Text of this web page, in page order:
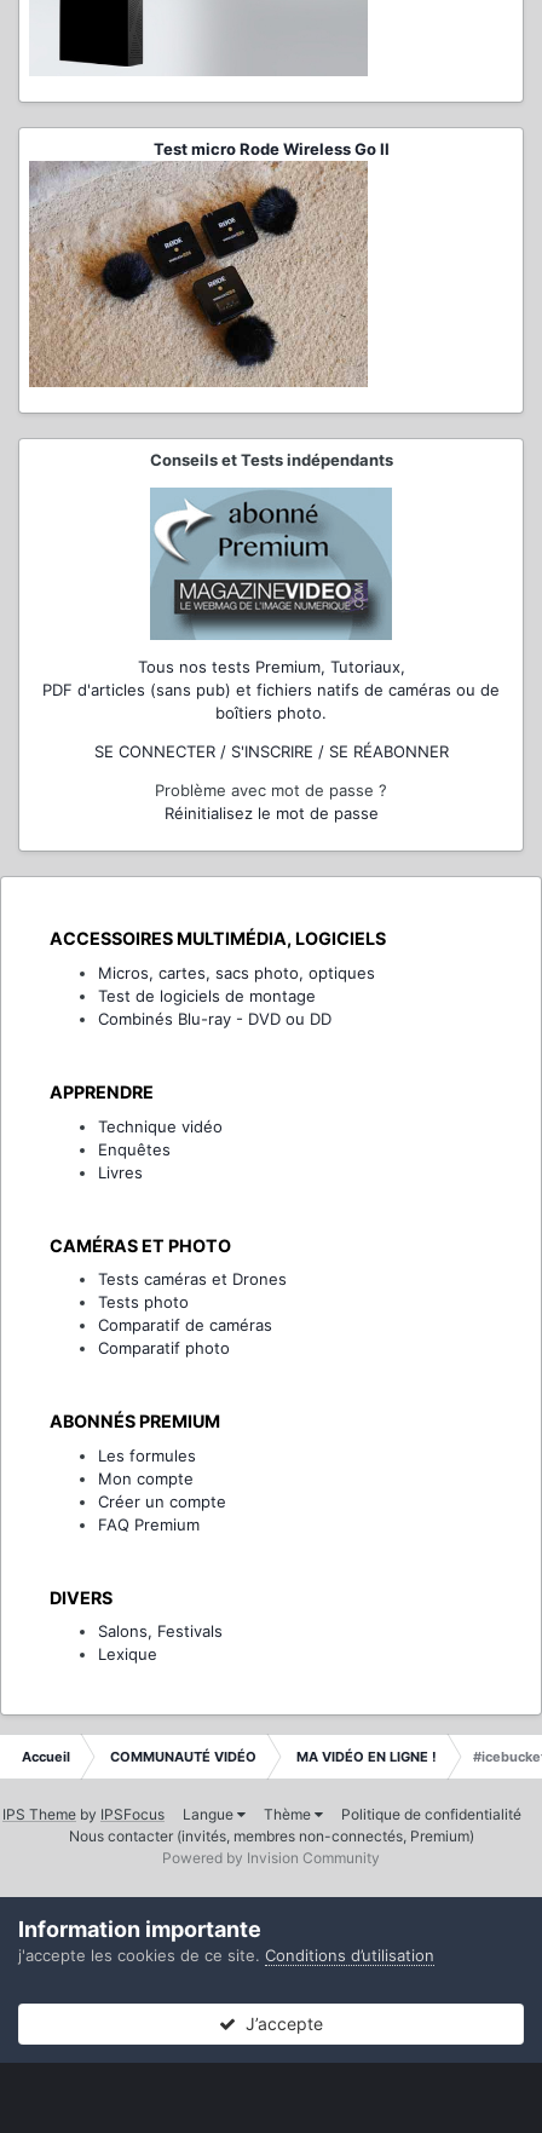
Test micro Rode Wireless Go II
Conseils et Tests indépendants
Tous nos tests Premium, Tutoriaux,
PDF d'articles (sans pub) et fichiers natifs de caméras ou de
boîtiers photo.
SE CONNECTER / S'INSCRIRE / SE RÉABONNER
Problème avec mot de passe ?
Réinitialisez le mot de passe
ACCESSOIRES MULTIMÉDIA, LOGICIELS
Micros, cartes, sacs photo, optiques
Test de logiciels de montage
Combinés Blu-ray - DVD ou DD
APPRENDRE
Technique vidéo
Enquêtes
Livres
CAMÉRAS ET PHOTO
Tests caméras et Drones
Tests photo
Comparatif de caméras
Comparatif photo
ABONNÉS PREMIUM
Les formules
Mon compte
Créer un compte
FAQ Premium
DIVERS
Salons, Festivals
Lexique
Accueil COMMUNAUTÉ VIDÉO MA VIDÉO EN LIGNE !
IPS Theme by IPSFocus Langue Thème
Politique de confidentialité
Nous contacter (invités, membres non-connectés, Premium)
Powered by Invision Community
Information importante
j'accepte les cookies de ce site. Conditions d’utilisation
J’accepte